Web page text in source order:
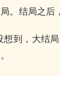
。结局之后
想到，大结